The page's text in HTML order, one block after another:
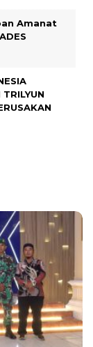
Amanat